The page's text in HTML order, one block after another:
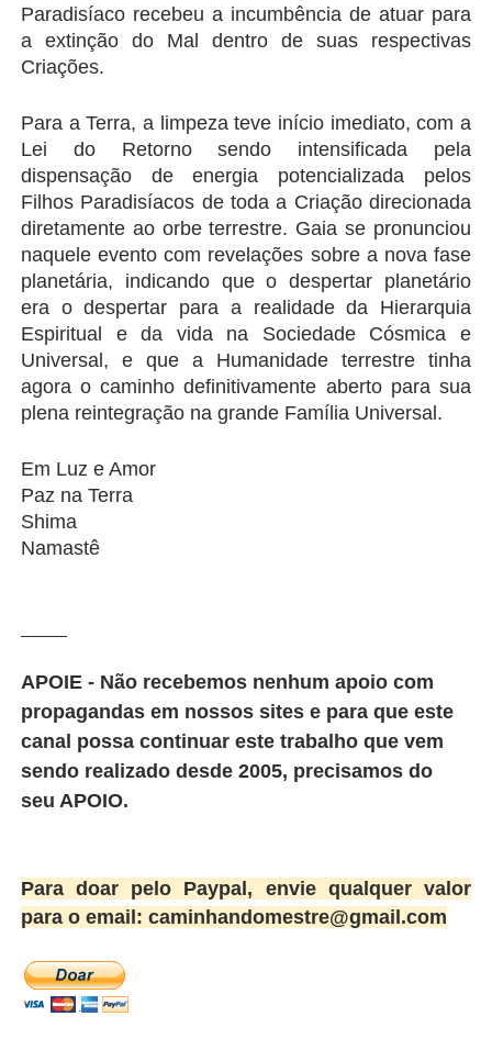
Paradisíaco recebeu a incumbência de atuar para
a extinção do Mal dentro de suas respectivas
Criações.
Para a Terra, a limpeza teve início imediato, com a
Lei do Retorno sendo intensificada pela
dispensação de energia potencializada pelos
Filhos Paradisíacos de toda a Criação direcionada
diretamente ao orbe terrestre. Gaia se pronunciou
naquele evento com revelações sobre a nova fase
planetária, indicando que o despertar planetário
era o despertar para a realidade da Hierarquia
Espiritual e da vida na Sociedade Cósmica e
Universal, e que a Humanidade terrestre tinha
agora o caminho definitivamente aberto para sua
plena reintegração na grande Família Universal.
Em Luz e Amor
Paz na Terra
Shima
Namastê
APOIE - Não recebemos nenhum apoio com
propagandas em nossos sites e para que este
canal possa continuar este trabalho que vem
sendo realizado desde 2005, precisamos do
seu APOIO.
Para doar pelo Paypal, envie qualquer valor
para o email: caminhandomestre@gmail.com